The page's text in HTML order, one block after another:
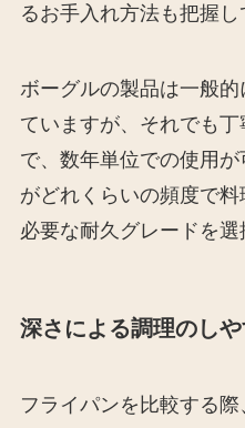
るお手入れ方法も把握し
ボーグルの製品は一般
ていますが、それでも
で、数年単位での使用
がどれくらいの頻度で料
必要な耐久グレードを選
深さによる調理のしや
フライパンを比較する